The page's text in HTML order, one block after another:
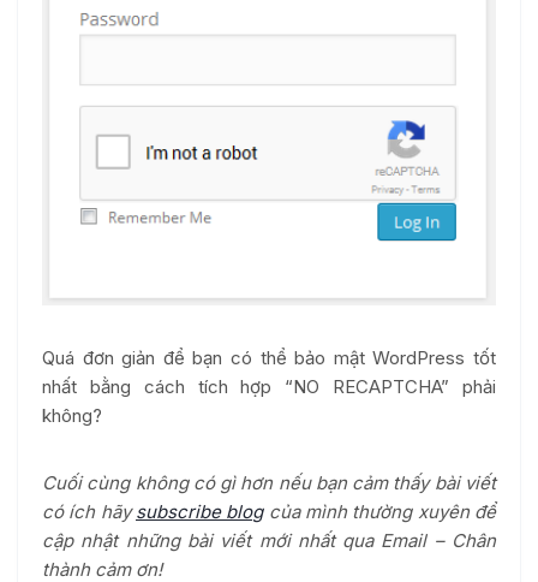
Quá đơn giản để bạn có thể bảo mật WordPress tốt
nhất bằng cách tích hợp “NO RECAPTCHA” phải
không?
Cuối cùng không có gì hơn nếu bạn cảm thấy bài viết
có ích hãysubscribe blogcủa mình thường xuyên để
cập nhật những bài viết mới nhất qua Email – Chân
thành cảm ơn!